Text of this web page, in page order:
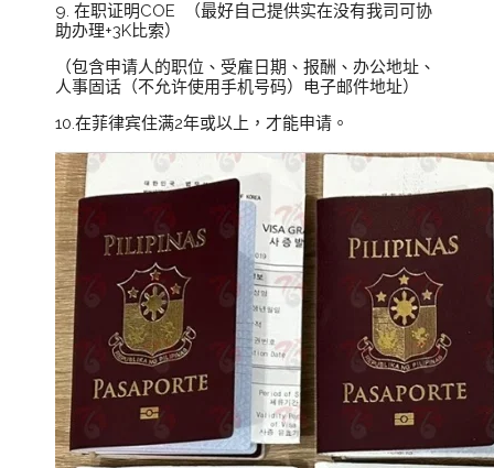
9. 在职证明COE （最好自己提供实在没有我司可协
助办理+3K比索）
（包含申请人的职位、受雇日期、报酬、办公地址、
人事固话（不允许使用手机号码）电子邮件地址）
10.在菲律宾住满2年或以上，才能申请。